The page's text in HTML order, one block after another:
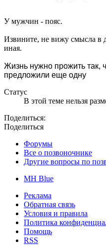
У мужчин - пояс.
Извините, не вижу смысла в
иная.
Жизнь нужно прожить так,
предложили еще одну
Статус
В этой теме нельзя
Поделиться:
Поделиться
Форумы
Все о позвоночнике
Другие вопросы по
MH Blue
Реклама
Обратная связь
Условия и правила
Политика
Помощь
RSS